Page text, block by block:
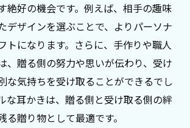
伝える耳かきプレゼント
かきで心を伝える方法
プレゼントに込める思いとは
かきギフトで伝える想い
に響く耳かきの選び方
かきプレゼントで驚きを
絶好の機会です。例えば、相手の趣味
デザインを選ぶことで、よりパーソナ
トになります。さらに、手作りや職人
、贈る側の努力や思いが伝わり、受け
な気持ちを受け取ることができるでし
な耳かきは、贈る側と受け取る側の絆
る贈り物として最適です。